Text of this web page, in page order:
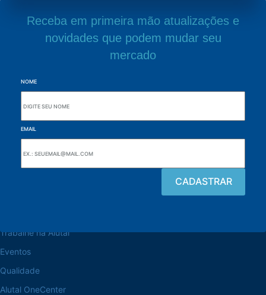
Receba em primeira mão atualizações e
novidades que podem mudar seu
mercado
NOME
EMAIL
Trabalhe na Alutal
Eventos
Qualidade
Alutal OneCenter